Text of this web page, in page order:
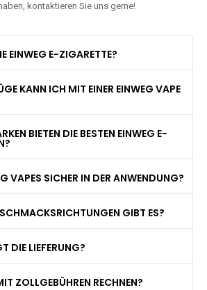
kontaktieren Sie uns gerne!
EINWEG E-ZIGARETTE?
KANN ICH MIT EINER EINWEG VAPE
BIETEN DIE BESTEN EINWEG E-
VAPES SICHER IN DER ANWENDUNG?
GIBT ES?
DIE LIEFERUNG?
ZOLLGEBÜHREN RECHNEN?